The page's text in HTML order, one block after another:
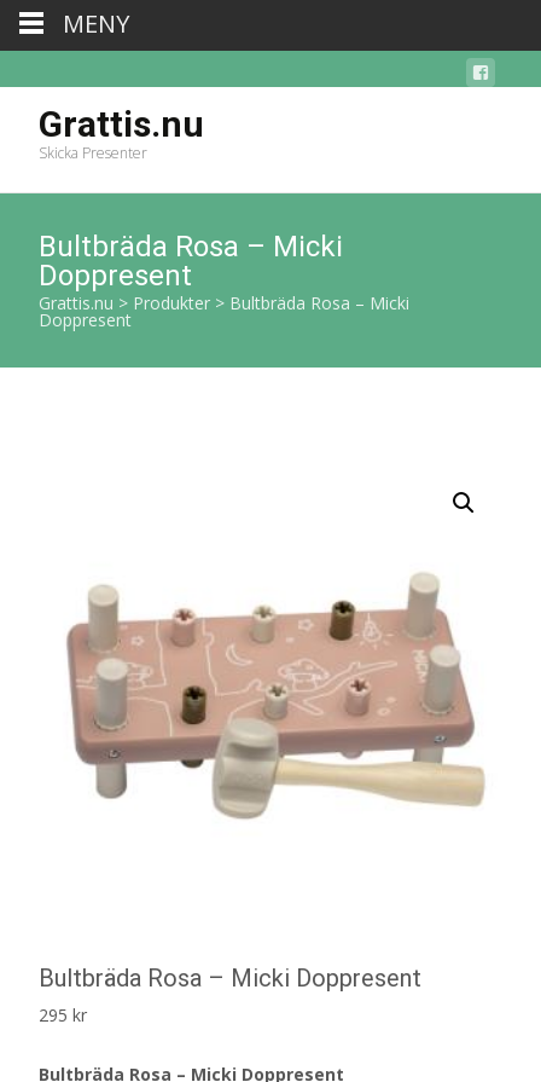
Grattis.nu
Skicka Presenter
Bultbräda Rosa – Micki
Doppresent
Grattis.nu > Produkter > Bultbräda Rosa – Micki
Doppresent
Bultbräda Rosa – Micki Doppresent
295 kr
Bultbräda Rosa – Micki Doppresent
MENY